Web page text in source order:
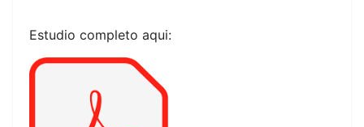
Estudio completo aqui: